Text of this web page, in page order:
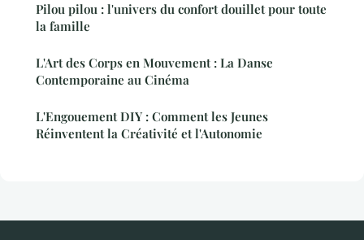
Pilou pilou : l'univers du confort douillet pour toute
la famille
L'Art des Corps en Mouvement : La Danse
Contemporaine au Cinéma
L'Engouement DIY : Comment les Jeunes
Réinventent la Créativité et l'Autonomie